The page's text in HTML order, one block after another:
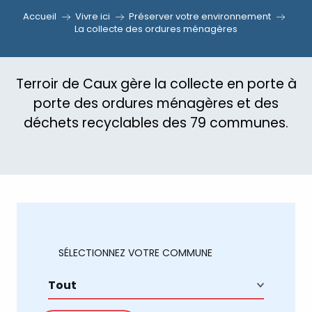
Accueil Vivre ici
Préserver votre environnement
La collecte des ordures ménagères
Terroir de Caux gère la collecte en porte à
porte des ordures ménagères et des
déchets recyclables des 79 communes.
SÉLECTIONNEZ VOTRE COMMUNE